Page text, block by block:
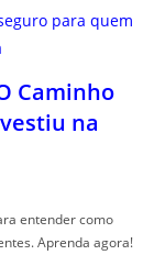
Caminho
na
entender como
Aprenda agora!